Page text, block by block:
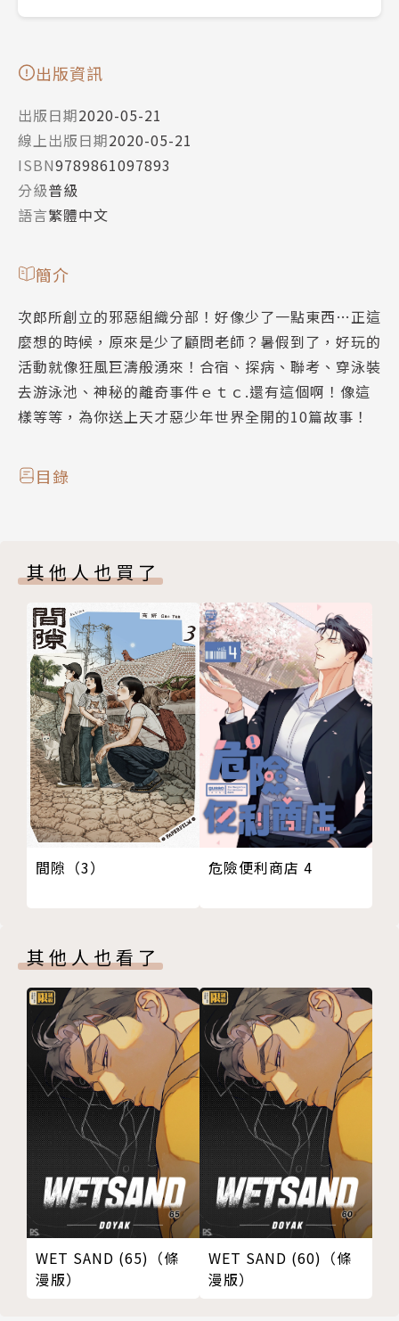
出版資訊
出版日期2020-05-21
線上出版日期2020-05-21
ISBN9789861097893
分級普級
語言繁體中文
簡介
次郎所創立的邪惡組織分部！好像少了一點東西…正這
麼想的時候，原來是少了顧問老師？暑假到了，好玩的
活動就像狂風巨濤般湧來！合宿、探病、聯考、穿泳裝
去游泳池、神秘的離奇事件ｅｔｃ.還有這個啊！像這
樣等等，為你送上天才惡少年世界全開的10篇故事！
目錄
其他人也買了
間隙（3） 危險便利商店 4
其他人也看了
WET SAND (65)（條
漫版）
WET SAND (60)（條
漫版）